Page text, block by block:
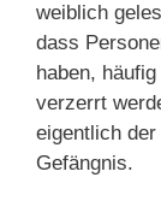
weiblich
dass
haben,
verzerrt
eigentlich
Gefängnis.